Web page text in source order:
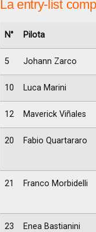
La entry-list
N° Pilota
5 Johann Zarco
10 Luca Marini
12 Maverick Viñales
20 Fabio Quartararo
21 Franco Morbidelli
23 Enea Bastianini